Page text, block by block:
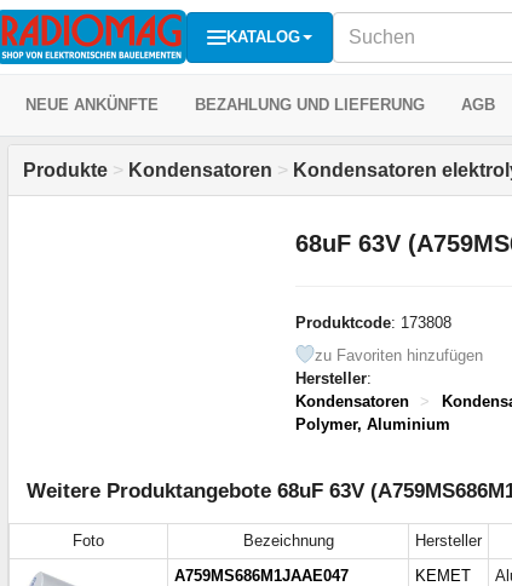
KATALOG
NEUE ANKÜNFTE BEZAHLUNG UND LIEFERUNG AGB
Produkte > Kondensatoren > Kondensatoren
68uF 63V
Produktcode: 173808
zu Favoriten hinzufügen
Hersteller:
Kondensatoren
>
Polymer, Aluminium
Weitere Produktangebote 68uF 63V
Foto Bezeichnung Hersteller
A759MS686M1JAAE047
KEMET